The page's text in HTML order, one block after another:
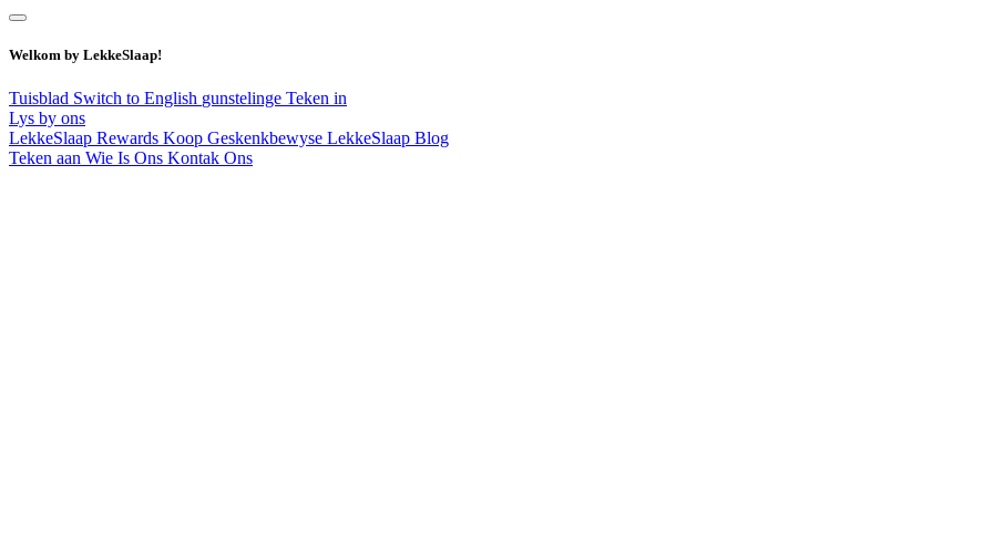
Welkom by LekkeSlaap!
Tuisblad Switch to English gunstelinge Teken in
Lys by ons
LekkeSlaap Rewards Koop Geskenkbewyse LekkeSlaap Blog
Teken aan Wie Is Ons Kontak Ons